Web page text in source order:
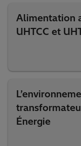
Alimentation
UHTCC et
Énergie